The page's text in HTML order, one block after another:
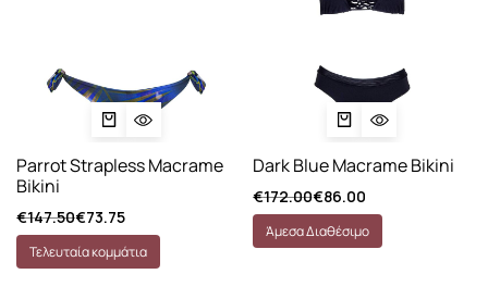
Parrot Strapless Macrame
Bikini
€147.50€73.75
Τελευταία κομμάτια
Dark Blue Macrame Bikini
€172.00€86.00
Άμεσα Διαθέσιμο